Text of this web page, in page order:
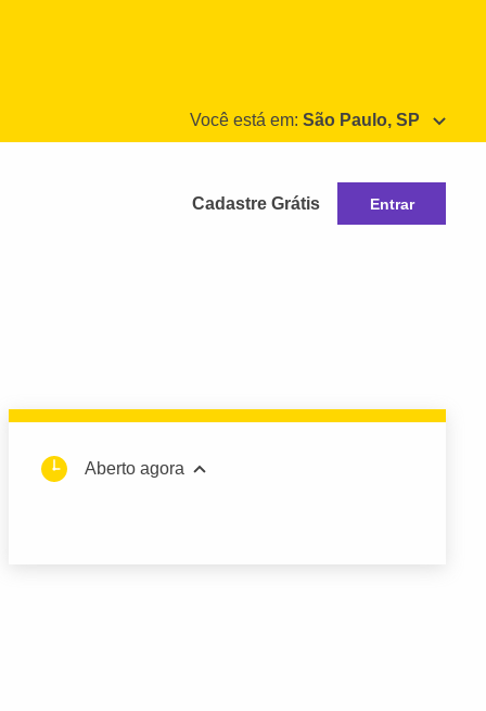
Você está em: São Paulo, SP
Cadastre Grátis Entrar
Aberto agora